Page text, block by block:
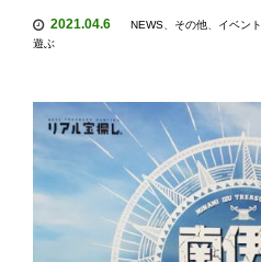
2021.04.6 NEWS その他 イベント
遊ぶ